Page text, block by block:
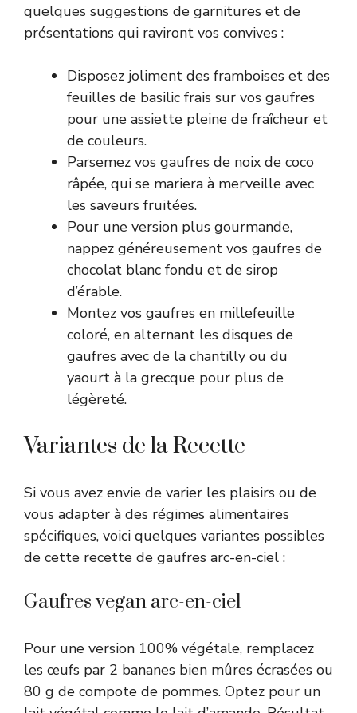
quelques suggestions de garnitures et de
présentations qui raviront vos convives :
Disposez joliment des framboises et des
feuilles de basilic frais sur vos gaufres
pour une assiette pleine de fraîcheur et
de couleurs.
Parsemez vos gaufres de noix de coco
râpée, qui se mariera à merveille avec
les saveurs fruitées.
Pour une version plus gourmande,
nappez généreusement vos gaufres de
chocolat blanc fondu et de sirop
d’érable.
Montez vos gaufres en millefeuille
coloré, en alternant les disques de
gaufres avec de la chantilly ou du
yaourt à la grecque pour plus de
légèreté.
Variantes de la Recette
Si vous avez envie de varier les plaisirs ou de
vous adapter à des régimes alimentaires
spécifiques, voici quelques variantes possibles
de cette recette de gaufres arc-en-ciel :
Gaufres vegan arc-en-ciel
Pour une version 100% végétale, remplacez
les œufs par 2 bananes bien mûres écrasées ou
80 g de compote de pommes. Optez pour un